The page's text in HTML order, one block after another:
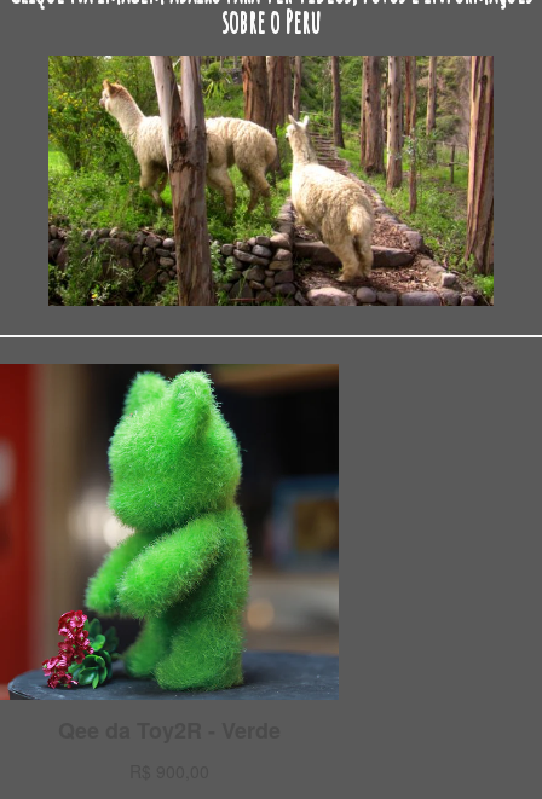
sobre o Peru